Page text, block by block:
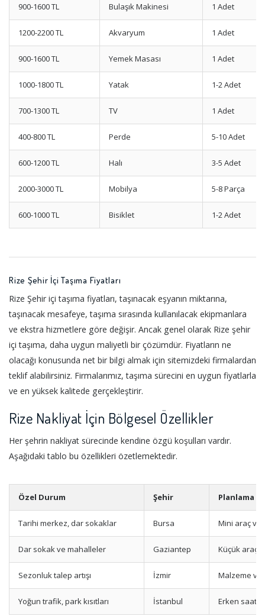
900-1600 TL Bulaşık Makinesi 1 Adet
1200-2200 TL Akvaryum 1 Adet
900-1600 TL Yemek Masası 1 Adet
1000-1800 TL Yatak 1-2 Adet
700-1300 TL TV 1 Adet
400-800 TL Perde 5-10 Adet
600-1200 TL Halı 3-5 Adet
2000-3000 TL Mobilya 5-8 Parça
600-1000 TL Bisiklet 1-2 Adet
Rize Şehir İçi Taşıma Fiyatları
Rize Şehir içi taşıma fiyatları, taşınacak eşyanın miktarına,
taşınacak mesafeye, taşıma sırasında kullanılacak ekipmanlara
ve ekstra hizmetlere göre değişir. Ancak genel olarak Rize şehir
içi taşıma, daha uygun maliyetli bir çözümdür. Fiyatların ne
olacağı konusunda net bir bilgi almak için sitemizdeki firmalardan
teklif alabilirsiniz. Firmalarımız, taşıma sürecini en uygun fiyatlarla
ve en yüksek kalitede gerçekleştirir.
Rize Nakliyat İçin Bölgesel Özellikler
Her şehrin nakliyat sürecinde kendine özgü koşulları vardır.
Aşağıdaki tablo bu özellikleri özetlemektedir.
Özel Durum Şehir Planlama
Tarihi merkez, dar sokaklar Bursa Mini araç ve
Dar sokak ve mahalleler Gaziantep Küçük araç
Sezonluk talep artışı İzmir Malzeme ve
Yoğun trafik, park kısıtları İstanbul Erken saat